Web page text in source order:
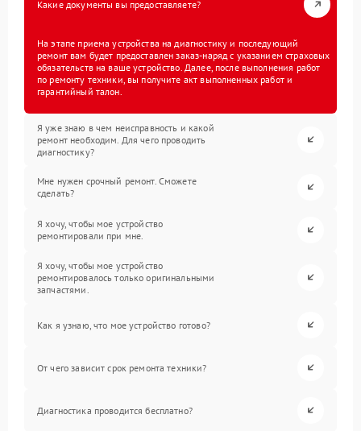
Какие документы вы предоставляете?
На этапе приема устройства на диагностику и последующий
ремонт вам будет предоставлен заказ-наряд с указанием страховых
обязательств на ваше устройство. Далее, после выполнения работ
по ремонту техники, вы получите акт выполненных работ и
гарантийный талон.
Я уже знаю в чем неисправность и какой
ремонт необходим. Для чего проводить
диагностику?
Мне нужен срочный ремонт. Сможете
сделать?
Я хочу, чтобы мое устройство
ремонтировали при мне.
Я хочу, чтобы мое устройство
ремонтировалось только оригинальными
запчастями.
Как я узнаю, что мое устройство готово?
От чего зависит срок ремонта техники?
Диагностика проводится бесплатно?